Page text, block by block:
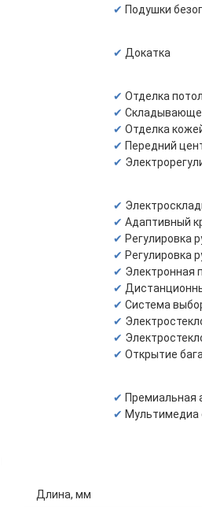
Подушки
Докатка
Отделка
Отделка
Передний
Адаптивный
Регулировка
Регулировка
Электронная
Система
Открытие
Премиальная
Мультимедиа
Длина, мм